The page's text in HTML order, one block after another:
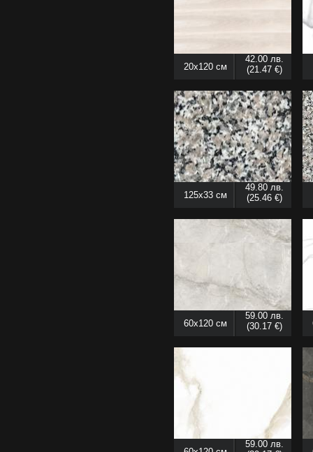
20x120 см
42.00 лв.
(21.47 €)
125x33 см
49.80 лв.
(25.46 €)
60x120 см
59.00 лв.
(30.17 €)
59.00 лв.